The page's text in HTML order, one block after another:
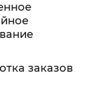
заказов